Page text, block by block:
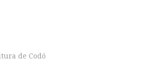
de Codó